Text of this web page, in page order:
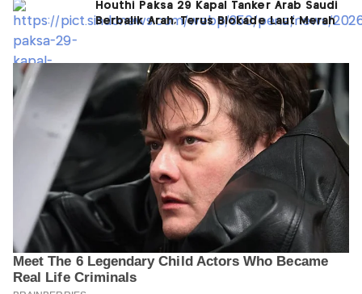
Houthi Paksa 29 Kapal Tanker Arab Saudi
Berbalik Arah, Terus Blokade Laut Merah